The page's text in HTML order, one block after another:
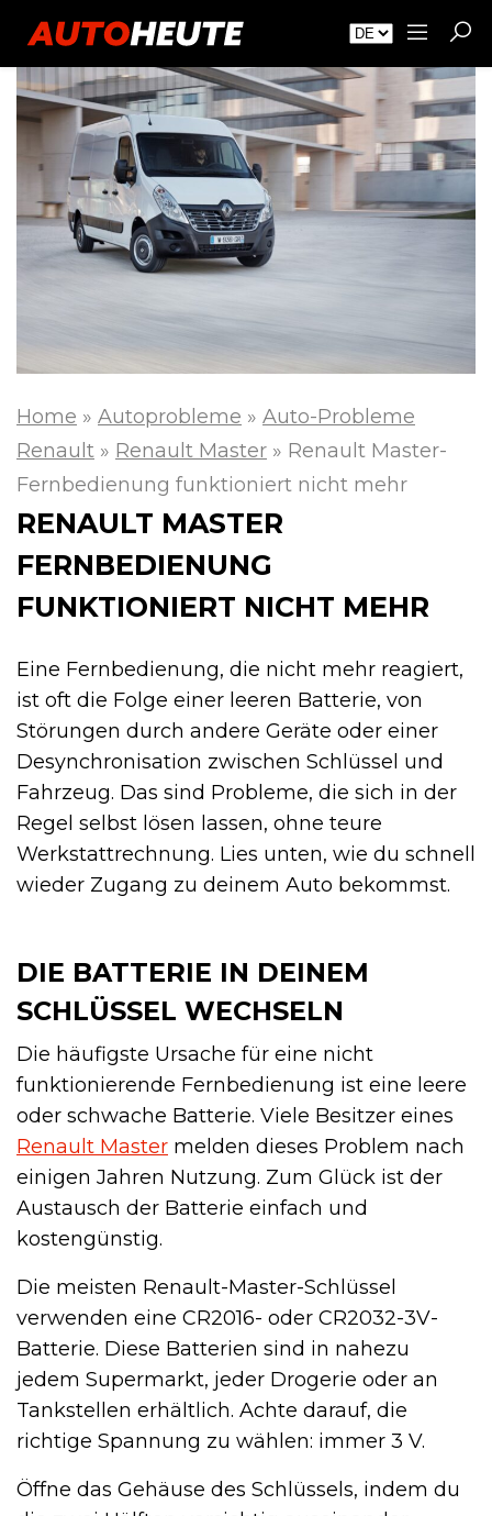
Home » Autoprobleme » Auto-Probleme
Renault » Renault Master » Renault Master-
Fernbedienung funktioniert nicht mehr
RENAULT MASTER
FERNBEDIENUNG
FUNKTIONIERT NICHT MEHR
Eine Fernbedienung, die nicht mehr reagiert,
ist oft die Folge einer leeren Batterie, von
Störungen durch andere Geräte oder einer
Desynchronisation zwischen Schlüssel und
Fahrzeug. Das sind Probleme, die sich in der
Regel selbst lösen lassen, ohne teure
Werkstattrechnung. Lies unten, wie du schnell
wieder Zugang zu deinem Auto bekommst.
DIE BATTERIE IN DEINEM
SCHLÜSSEL WECHSELN
Die häufigste Ursache für eine nicht
funktionierende Fernbedienung ist eine leere
oder schwache Batterie. Viele Besitzer eines
Renault Master melden dieses Problem nach
einigen Jahren Nutzung. Zum Glück ist der
Austausch der Batterie einfach und
kostengünstig.
Die meisten Renault-Master-Schlüssel
verwenden eine CR2016- oder CR2032-3V-
Batterie. Diese Batterien sind in nahezu
jedem Supermarkt, jeder Drogerie oder an
Tankstellen erhältlich. Achte darauf, die
richtige Spannung zu wählen: immer 3 V.
Öffne das Gehäuse des Schlüssels, indem du